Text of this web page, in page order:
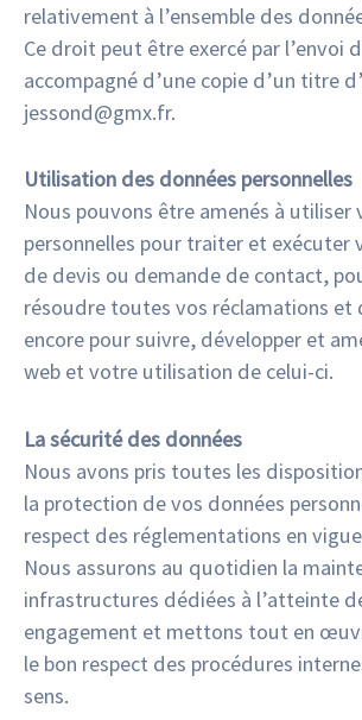
relativement à l’ensemble des
Ce droit peut être exercé par l’envoi
accompagné d’une copie d’un titre
jessond@gmx.fr.
Utilisation des données personnelles
Nous pouvons être amenés à utiliser
personnelles pour traiter et exécuter
de devis ou demande de contact,
résoudre toutes vos réclamations et
encore pour suivre, développer et
web et votre utilisation de celui-ci.
La sécurité des données
Nous avons pris toutes les
la protection de vos données
respect des réglementations en
Nous assurons au quotidien la
infrastructures dédiées à l’atteinte
engagement et mettons tout en
le bon respect des procédures
sens.